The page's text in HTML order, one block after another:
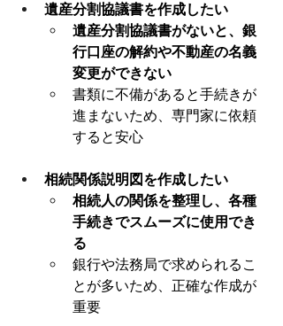
遺産分割協議書を作成したい
遺産分割協議書がないと、銀
行口座の解約や不動産の名義
変更ができない
書類に不備があると手続きが
進まないため、専門家に依頼
すると安心
相続関係説明図を作成したい
相続人の関係を整理し、各種
手続きでスムーズに使用でき
る
銀行や法務局で求められるこ
とが多いため、正確な作成が
重要